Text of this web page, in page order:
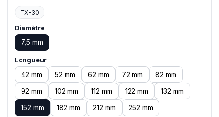
TX-30
Diamètre
7,5 mm
Longueur
42 mm 52 mm 62 mm 72 mm
82 mm
92 mm
102 mm 112 mm 122 mm
132 mm
152 mm
182 mm 212 mm 252 mm